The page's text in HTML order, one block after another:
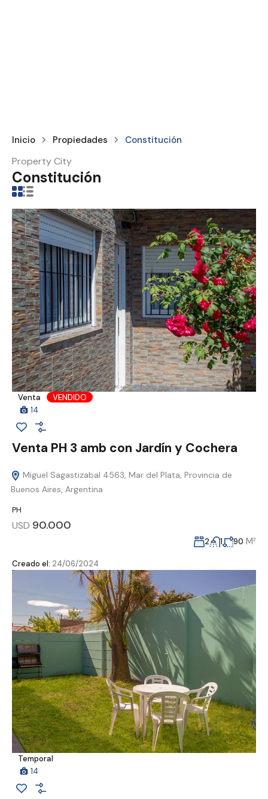
Inicio Propiedades Constitución
Property City
Constitución
Venta
VENDIDO
14
Venta PH 3 amb con Jardín y Cochera
Miguel Sagastizabal 4563, Mar del Plata, Provincia de
Buenos Aires, Argentina
PH
USD 90.000
2 1 90 M²
Creado el: 24/06/2024
Temporal
14